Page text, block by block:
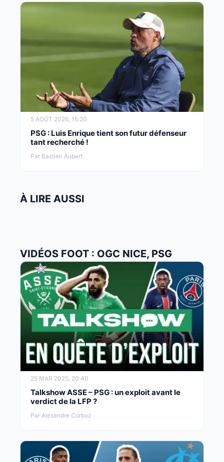
5 AOÛT 2026, 15:20
PSG : Luis Enrique tient son futur défenseur
tant recherché !
Par Bastien Aubert
À LIRE AUSSI
VIDÉOS FOOT : OGC NICE, PSG
25 MAR 2025, 20:40
Talkshow ASSE – PSG : un exploit avant le
verdict de la LFP ?
Par Alexandre Corboz